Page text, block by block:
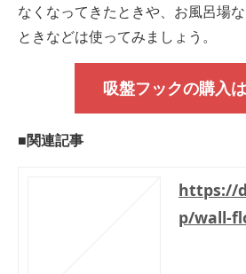
なくなってきたときや、お風呂場
ときなどは使ってみましょう。
吸盤フックの購入
■関連記事
https://
p/wall-